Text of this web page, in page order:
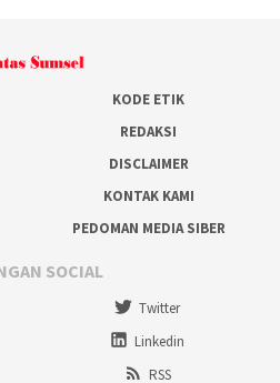
KODE ETIK
REDAKSI
DISCLAIMER
KONTAK KAMI
PEDOMAN MEDIA SIBER
SOCIAL
Twitter
Linkedin
RSS